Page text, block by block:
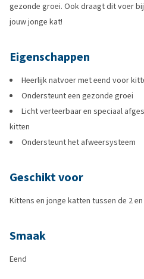
gezonde groei. Ook draagt dit voer
jouw jonge kat!
Eigenschappen
Heerlijk natvoer met eend voor
Ondersteunt een gezonde groei
Licht verteerbaar en speciaal
kitten
Ondersteunt het afweersysteem
Geschikt voor
Kittens en jonge katten tussen de 2
Smaak
Eend